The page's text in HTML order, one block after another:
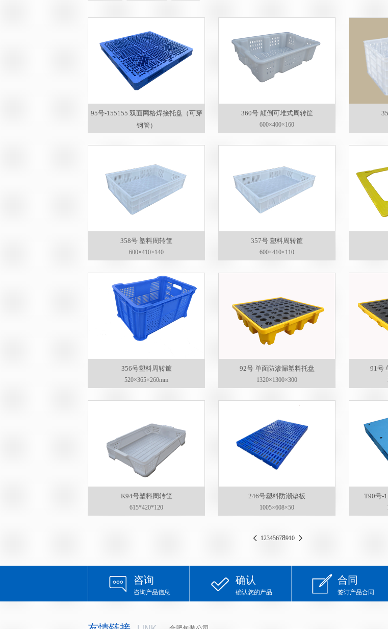
95号-155155 双面网格焊接托盘（可穿
钢管）
360号 颠倒可堆式周转筐
600×400×160
358号 塑料周转筐
600×410×140
357号 塑料周转筐
600×410×110
356号塑料周转筐
520×365×260mm
92号 单面防渗漏塑料托盘
1320×1300×300
91号
K94号塑料周转筐
615*420*120
246号塑料防潮垫板
1005×608×50
T90号-
12345678910
咨询
咨询产品信息
确认
确认您的产品
合同
签订产品合同